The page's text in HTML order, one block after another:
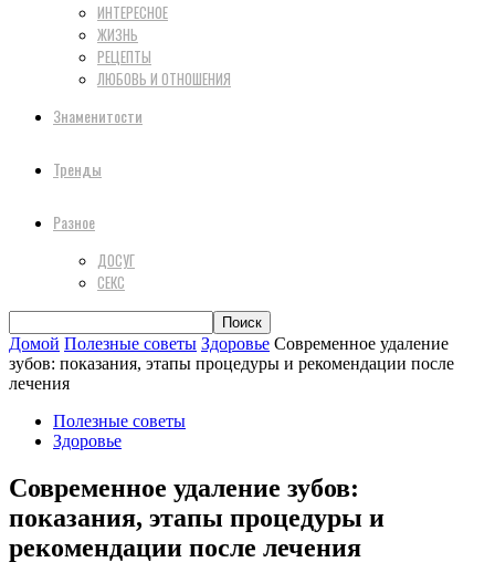
ИНТЕРЕСНОЕ
ЖИЗНЬ
РЕЦЕПТЫ
ЛЮБОВЬ И ОТНОШЕНИЯ
Знаменитости
Тренды
Разное
ДОСУГ
СЕКС
Домой Полезные советы Здоровье Современное удаление
зубов: показания, этапы процедуры и рекомендации после
лечения
Полезные советы
Здоровье
Современное удаление зубов:
показания, этапы процедуры и
рекомендации после лечения